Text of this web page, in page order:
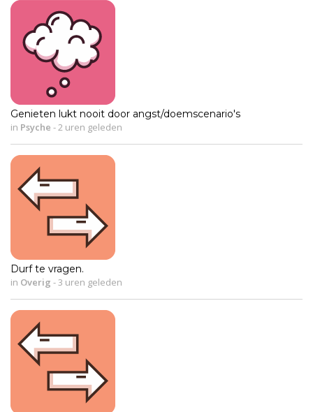
Genieten lukt nooit door angst/doemscenario's
in Psyche - 2 uren geleden
Durf te vragen.
in Overig - 3 uren geleden